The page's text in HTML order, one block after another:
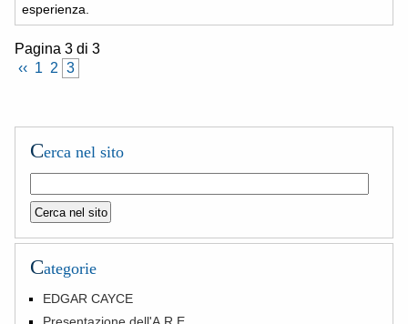
esperienza.
Pagina 3 di 3
‹‹ 1 2 3
Cerca nel sito
Categorie
EDGAR CAYCE
Presentazione dell'A.R.E.